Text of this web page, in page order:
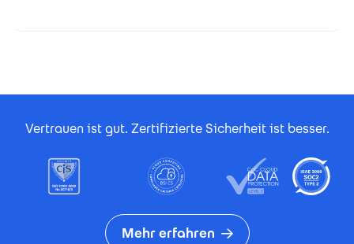
Vertrauen ist gut. Zertifizierte Sicherheit ist besser.
Mehr erfahren